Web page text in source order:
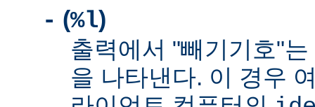
- (%l)
출력에서 "빼기기호"
을 나타낸다. 이 경우